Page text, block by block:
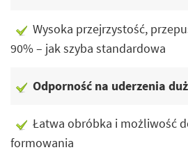
Wysoka przejrzystość,
90% – jak szyba standardowa
Odporność na uderzenia
Łatwa obróbka i możliwość
formowania